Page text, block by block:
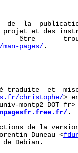
de  la
et des
être
pages/ .
traduite  et
christophe/>
montp2 DOT
.
de la
Duneau <
de Debian.